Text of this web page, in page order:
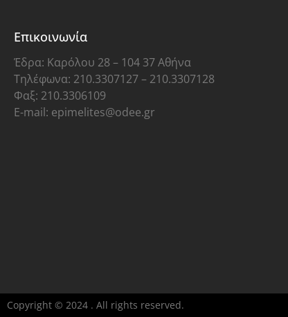
Επικοινωνία
Έδρα: Καρόλου 28 – 104 37 Αθήνα
Τηλέφωνα: 210.3307127 – 210.3307128
Φαξ: 210.3306109
E-mail: epimelites@odee.gr
Copyright © 2024 . All rights reserved.